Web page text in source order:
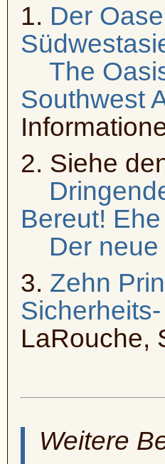
1. Der
The
Southwest
2. Siehe
Bereut!
Der neue
3. Zehn
LaRouche,
Weitere